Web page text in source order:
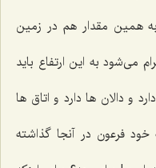
همین مقدار هم در زمین
می‌شود به این ارتفاع باید
و دالان ها دارد و اتاق ها
فرعون در آنجا گذاشته